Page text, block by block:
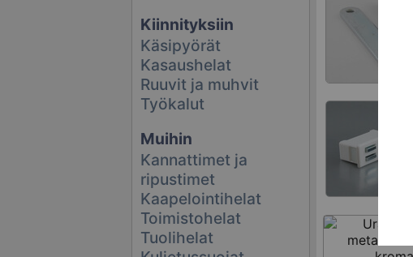
Kiinnityksiin
Käsipyörät
Kasaushelat
Ruuvit ja muhvit
Työkalut
Muihin
Kannattimet ja
ripustimet
Kaapelointihelat
Toimistohelat
Tuolihelat